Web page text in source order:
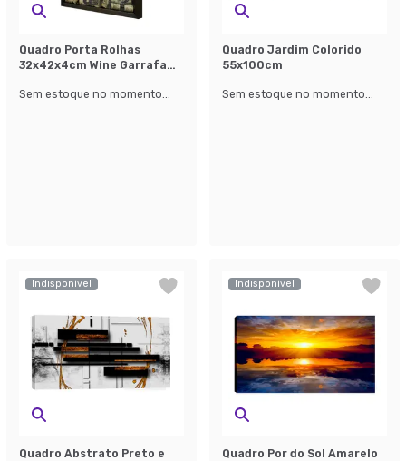
Quadro Porta Rolhas
32x42x4cm Wine Garrafa
Sem estoque no momento...
Quadro Jardim Colorido
55x100cm
Sem estoque no momento...
Indisponível
Quadro Abstrato Preto e
Indisponível
Quadro Por do Sol Amarelo